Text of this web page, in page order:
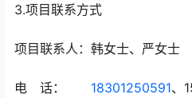
3.项目联系方式
项目联系人：韩女士、严女士
电 话： 18301250591、